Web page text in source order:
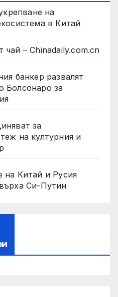
на
в Китай
– Chinadaily.com.cn
банкер развалят
Болсонаро за
за
на културния и
на Китай и Русия
Си-Путин